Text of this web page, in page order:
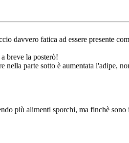
davvero fatica ad essere presente
breve la posterò!
parte sotto è aumentata l'adipe,
più alimenti sporchi, ma finchè sono